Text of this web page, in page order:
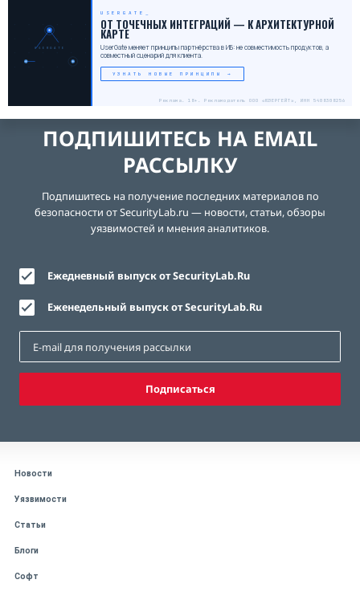
USERGATE
USERGATE
ОТ ТОЧЕЧНЫХ ИНТЕГРАЦИЙ — К АРХИТЕКТУРНОЙ
КАРТЕ
UserGate меняет принципы партнёрства в ИБ: не совместимость продуктов, а
совместный сценарий для клиента.
УЗНАТЬ НОВЫЕ ПРИНЦИПЫ →
Реклама. 18+. Рекламодатель ООО «ЮЗЕРГЕЙТ», ИНН 5408308256
ПОДПИШИТЕСЬ НА EMAIL
РАССЫЛКУ
Подпишитесь на получение последних материалов по
безопасности от SecurityLab.ru — новости, статьи, обзоры
уязвимостей и мнения аналитиков.
Ежедневный выпуск от SecurityLab.Ru
Еженедельный выпуск от SecurityLab.Ru
Подписаться
Новости
Уязвимости
Статьи
Блоги
Софт